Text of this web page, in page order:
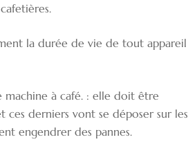
la durée de vie de tout appareil
machine à café. : elle doit être
derniers vont se déposer sur les
engendrer des pannes.